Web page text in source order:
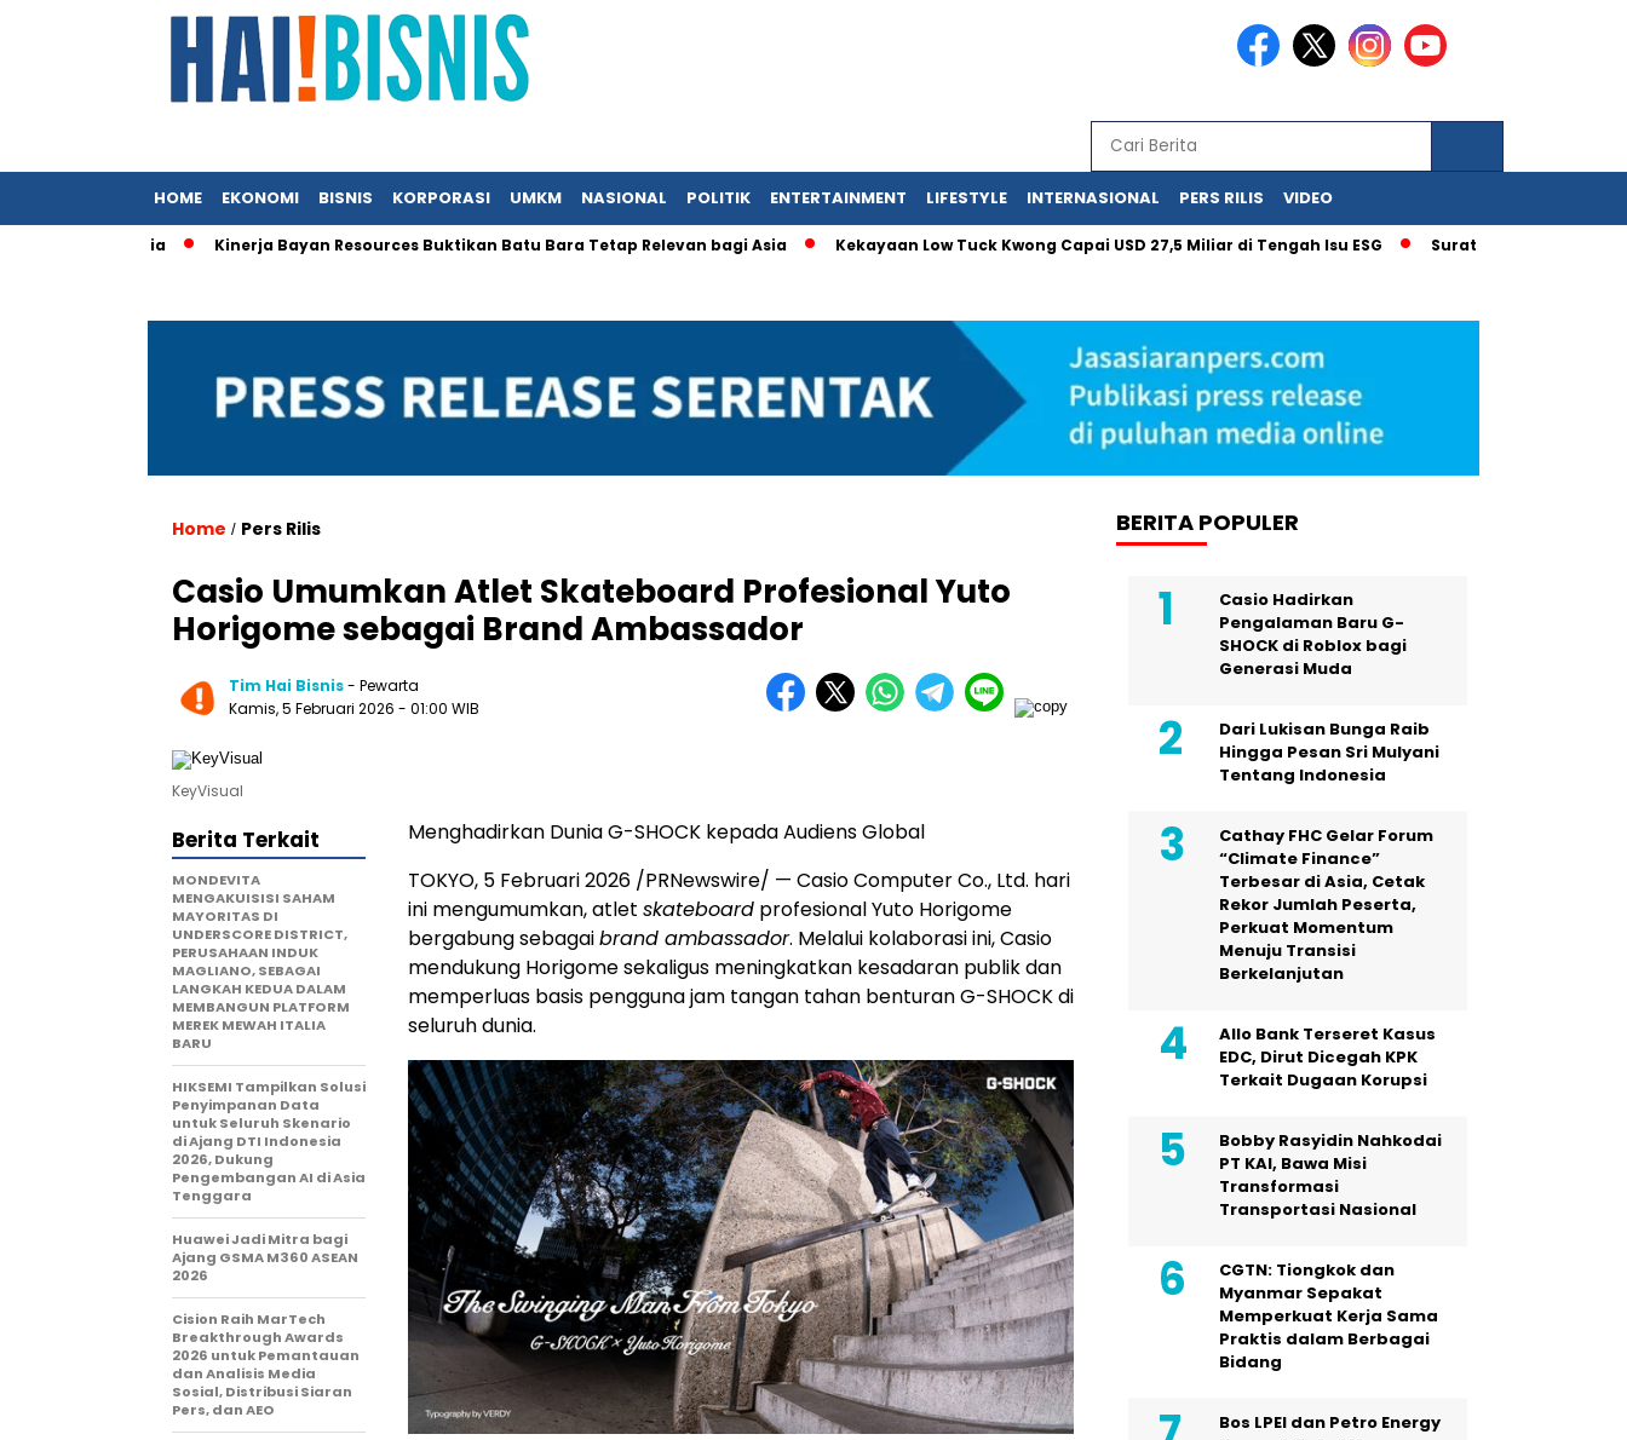
HOME EKONOMI BISNIS KORPORASI UMKM NASIONAL POLITIK ENTERTAINMENT LIFESTYLE INTERNASIONAL PERS RILIS VIDEO
Kinerja Bayan Resources Buktikan Batu Bara Tetap Relevan bagi Asia Kekayaan Low Tuck Kwong Capai USD 27,5 Miliar di Tengah Isu ESG Surat Kementerian UMKM
Home / Pers Rilis
Casio Umumkan Atlet Skateboard Profesional Yuto
Horigome sebagai Brand Ambassador
Tim Hai Bisnis- Pewarta
Kamis, 5 Februari 2026 - 01:00 WIB
KeyVisual
Menghadirkan Dunia G-SHOCK kepada Audiens Global
TOKYO, 5 Februari 2026 /PRNewswire/ — Casio Computer Co., Ltd. hari
ini mengumumkan, atlet skateboard profesional Yuto Horigome
bergabung sebagaibrand ambassador. Melalui kolaborasi ini, Casio
mendukung Horigome sekaligus meningkatkan kesadaran publik dan
memperluas basis pengguna jam tangan tahan benturan G-SHOCK di
seluruh dunia.
Berita Terkait
MONDEVITA
MENGAKUISISI SAHAM
MAYORITAS DI
UNDERSCORE DISTRICT,
PERUSAHAAN INDUK
MAGLIANO, SEBAGAI
LANGKAH KEDUA DALAM
MEMBANGUN PLATFORM
MEREK MEWAH ITALIA
BARU
HIKSEMI Tampilkan Solusi
Penyimpanan Data
untuk Seluruh Skenario
di Ajang DTI Indonesia
2026, Dukung
Pengembangan AI di Asia
Tenggara
Huawei Jadi Mitra bagi
Ajang GSMA M360 ASEAN
2026
Cision Raih MarTech
Breakthrough Awards
2026 untuk Pemantauan
dan Analisis Media
Sosial, Distribusi Siaran
Pers, dan AEO
BERITA POPULER
Casio Hadirkan
Pengalaman Baru G-
SHOCK di Roblox bagi
Generasi Muda
Dari Lukisan Bunga Raib
Hingga Pesan Sri Mulyani
Tentang Indonesia
Cathay FHC Gelar Forum
“Climate Finance”
Terbesar di Asia, Cetak
Rekor Jumlah Peserta,
Perkuat Momentum
Menuju Transisi
Berkelanjutan
Allo Bank Terseret Kasus
EDC, Dirut Dicegah KPK
Terkait Dugaan Korupsi
Bobby Rasyidin Nahkodai
PT KAI, Bawa Misi
Transformasi
Transportasi Nasional
CGTN: Tiongkok dan
Myanmar Sepakat
Memperkuat Kerja Sama
Praktis dalam Berbagai
Bidang
Bos LPEI dan Petro Energy